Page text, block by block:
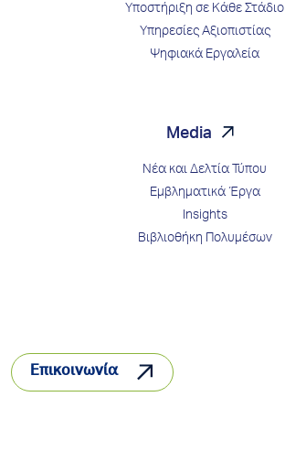
Υποστήριξη σε Κάθε Στάδιο
Υπηρεσίες Αξιοπιστίας
Ψηφιακά Εργαλεία
Media
Νέα και Δελτία Τύπου
Εμβληματικά Έργα
Insights
Βιβλιοθήκη Πολυμέσων
Επικοινωνία